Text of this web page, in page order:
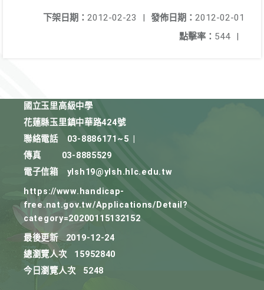
發佈日期： 2012-02-01
下架日期： 2012-02-23
|
點擊率： 544 |
國立玉里高級中學
花蓮縣玉里鎮中華路424號
聯絡電話
03-8886171~5
傳真
03-8885529
電子信箱
ylsh19@ylsh.hlc.edu.tw
https://www.handicap-
free.nat.gov.tw/Applications/Detail?
category=20200115132152
最後更新
2019-12-24
總瀏覽人次
15952840
今日瀏覽人次
5248